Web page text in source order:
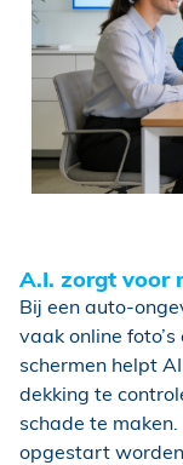
A.I. zorgt voor
Bij een auto-
vaak online
schermen helpt
dekking te
schade te
opgestart